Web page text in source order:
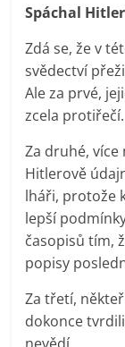
Spáchal
Zdá se, že v
svědectví
Ale za prvé,
zcela protiřečí.
Za druhé,
Hitlerově
lháři, protože
lepší
časopisů tím,
popisy
Za třetí,
dokonce
nevědí.